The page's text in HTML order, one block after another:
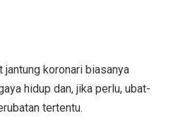
jantung koronari biasanya
hidup dan, jika perlu, ubat-
tertentu.